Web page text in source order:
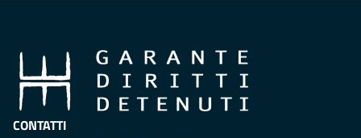
CONTATTI